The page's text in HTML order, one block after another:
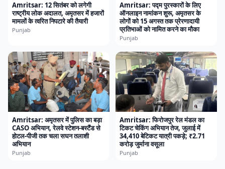
Amritsar: 12 सितंबर को लगेगी
राष्ट्रीय लोक अदालत, अमृतसर में हजारों
मामलों के त्वरित निपटारे की तैयारी
Punjab
Amritsar: पद्म पुरस्कारों के लिए
ऑनलाइन नामांकन शुरू, अमृतसर के
लोगों को 15 अगस्त तक प्रेरणादायी
प्रतिभाओं को नामित करने का मौका
Punjab
Amritsar: अमृतसर में पुलिस का बड़ा
CASO अभियान, रेलवे स्टेशन-बस्टैंड से
होटल-पीजी तक चला सघन तलाशी
अभियान
Punjab
Amritsar: फिरोजपुर रेल मंडल का
टिकट चेकिंग अभियान तेज, जुलाई में
34,410 बेटिकट यात्री पकड़े; ₹2.71
करोड़ जुर्माना वसूला
Punjab